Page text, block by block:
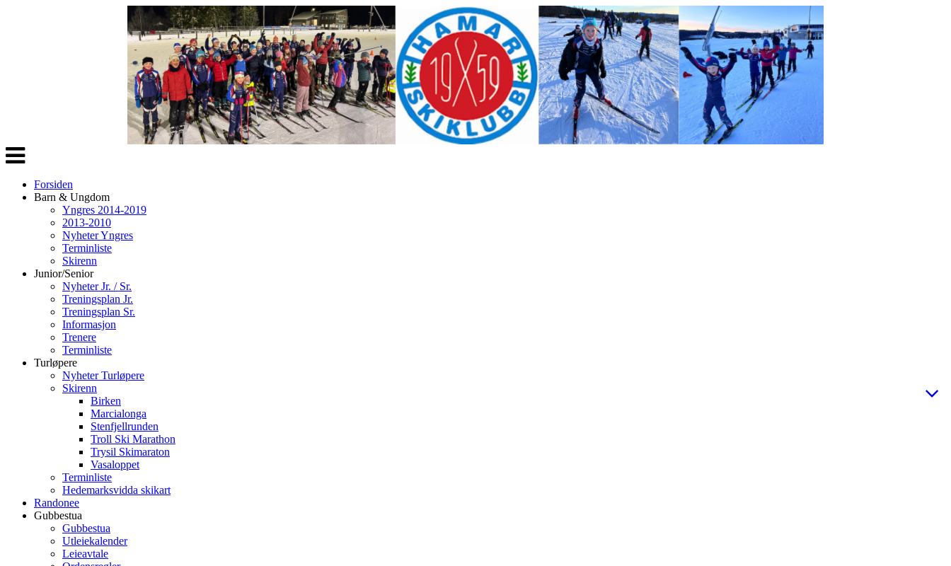
Veksle
navigasjon
Forsiden
Barn & Ungdom
Yngres 2014-2019
2013-2010
Nyheter Yngres
Terminliste
Skirenn
Junior/Senior
Nyheter Jr. / Sr.
Treningsplan Jr.
Treningsplan Sr.
Informasjon
Trenere
Terminliste
Turløpere
Nyheter Turløpere
Skirenn
Birken
Marcialonga
Stenfjellrunden
Troll Ski Marathon
Trysil Skimaraton
Vasaloppet
Terminliste
Hedemarksvidda skikart
Randonee
Gubbestua
Gubbestua
Utleiekalender
Leieavtale